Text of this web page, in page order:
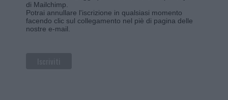
di Mailchimp
Potrai annullare l'iscrizione in qualsiasi momento
facendo clic sul collegamento nel piè di pagina delle
nostre e-mail.